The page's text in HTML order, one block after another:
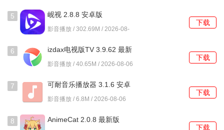
5 岘视 2.8.8 安卓版
影音播放 / 302.69M / 2026-08-
下载
6
izdax电视版TV 3.9.62 最新
版
影音播放 / 40.65M / 2026-08-06
下载
7
可耐音乐播放器 3.1.6 安卓
版
影音播放 / 6.8M / 2026-08-06
下载
8
AnimeCat 2.0.8 最新版
下载